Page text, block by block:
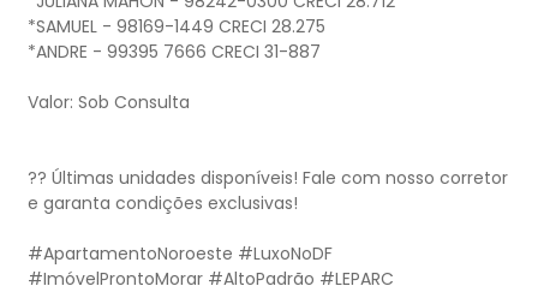
*SAMUEL - 98169-1449 CRECI 28.275
*ANDRE - 99395 7666 CRECI 31-887
Valor: Sob Consulta
?? Últimas unidades disponíveis! Fale com nosso corretor
e garanta condições exclusivas!
#ApartamentoNoroeste #LuxoNoDF
#ImóvelProntoMorar #AltoPadrão #LEPARC